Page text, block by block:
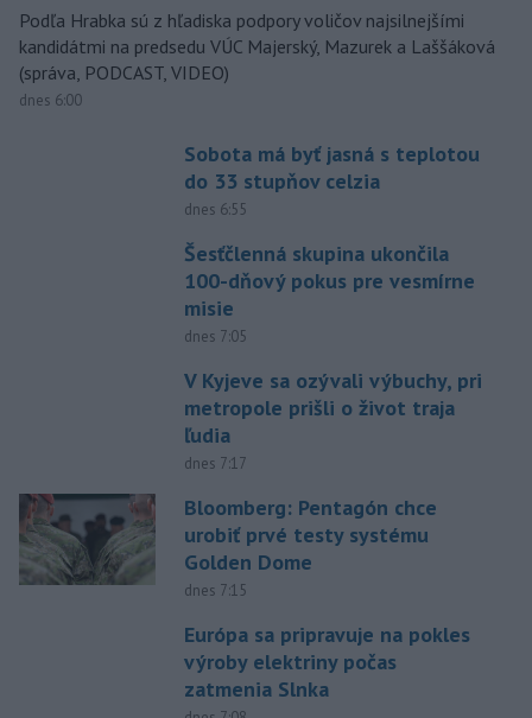
Podľa Hrabka sú z hľadiska podpory voličov najsilnejšími
kandidátmi na predsedu VÚC Majerský, Mazurek a Laššáková
(správa, PODCAST, VIDEO)
dnes 6:00
Sobota má byť jasná s teplotou
do 33 stupňov celzia
dnes 6:55
Šesťčlenná skupina ukončila
100-dňový pokus pre vesmírne
misie
dnes 7:05
V Kyjeve sa ozývali výbuchy, pri
metropole prišli o život traja
ľudia
dnes 7:17
Bloomberg: Pentagón chce
urobiť prvé testy systému
Golden Dome
dnes 7:15
Európa sa pripravuje na pokles
výroby elektriny počas
zatmenia Slnka